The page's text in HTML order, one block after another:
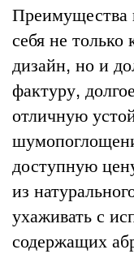
Преимущества
себя не
дизайн, но и
фактуру,
отличную
доступную
из
ухаживать с
содержащих